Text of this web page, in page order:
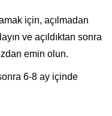
için, açılmadan
ve açıldıktan sonra
emin olun.
6-8 ay içinde